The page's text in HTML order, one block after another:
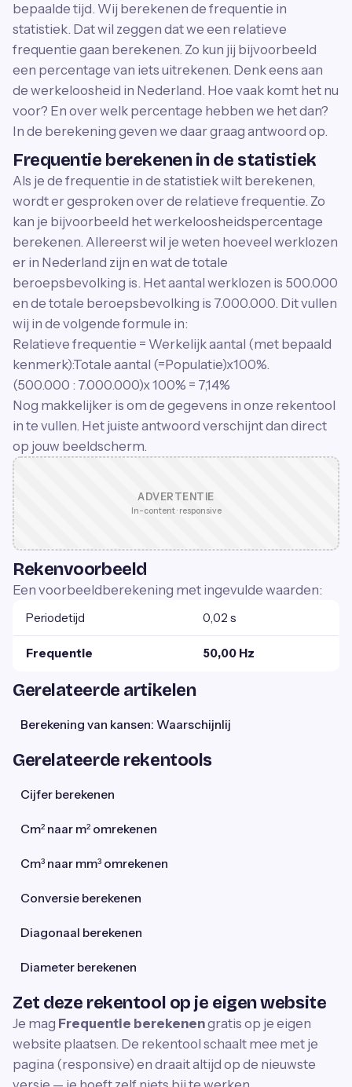
bepaalde tijd. Wij berekenen de frequentie in
statistiek. Dat wil zeggen dat we een relatieve
frequentie gaan berekenen. Zo kun jij bijvoorbeeld
een percentage van iets uitrekenen. Denk eens aan
de werkeloosheid in Nederland. Hoe vaak komt het nu
voor? En over welk percentage hebben we het dan?
In de berekening geven we daar graag antwoord op.
Frequentie berekenen in de statistiek
Als je de frequentie in de statistiek wilt berekenen,
wordt er gesproken over de relatieve frequentie. Zo
kan je bijvoorbeeld het werkeloosheidspercentage
berekenen. Allereerst wil je weten hoeveel werklozen
er in Nederland zijn en wat de totale
beroepsbevolking is. Het aantal werklozen is 500.000
en de totale beroepsbevolking is 7.000.000. Dit vullen
wij in de volgende formule in:
Relatieve frequentie = Werkelijk aantal (met bepaald
kenmerk):Totale aantal (=Populatie)x100%.
(500.000 : 7.000.000)x 100% = 7,14%
Nog makkelijker is om de gegevens in onze rekentool
in te vullen. Het juiste antwoord verschijnt dan direct
op jouw beeldscherm.
ADVERTENTIE
In-content · responsive
Rekenvoorbeeld
Een voorbeeldberekening met ingevulde waarden:
Periodetijd 0,02 s
Frequentie 50,00 Hz
Gerelateerde artikelen
Berekening van kansen: Waarschijnlij
Gerelateerde rekentools
Cijfer berekenen
Cm² naar m² omrekenen
Cm³ naar mm³ omrekenen
Conversie berekenen
Diagonaal berekenen
Diameter berekenen
Zet deze rekentool op je eigen website
Je mag Frequentie berekenengratis op je eigen
website plaatsen. De rekentool schaalt mee met je
pagina (responsive) en draait altijd op de nieuwste